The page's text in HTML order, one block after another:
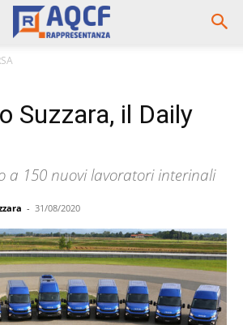
Suzzara, il Daily
a 150 nuovi lavoratori interinali
- 31/08/2020